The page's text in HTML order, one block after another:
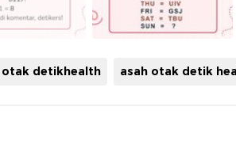
otak detikhealth asah otak detik